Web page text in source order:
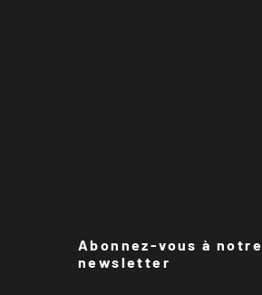
Abonnez-vous à notre
newsletter